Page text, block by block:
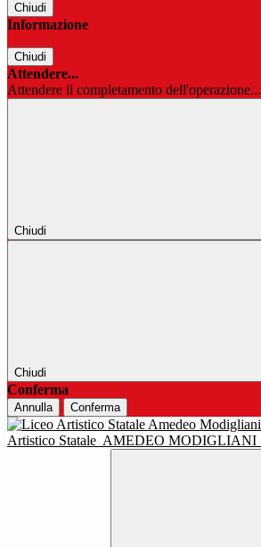
Chiudi
Informazione
Chiudi
Attendere...
Attendere il completamento dell'operazione...
Chiudi
Chiudi
Conferma
Annulla Conferma
Artistico Statale AMEDEO MODIGLIANI